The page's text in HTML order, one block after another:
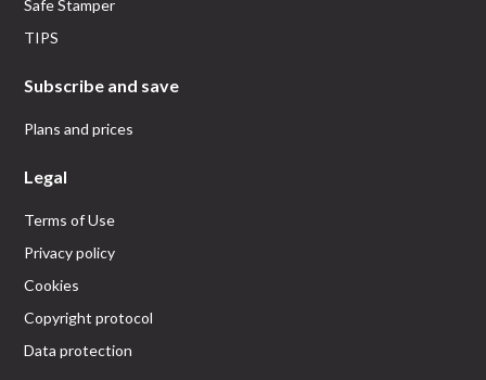
Safe Stamper
TIPS
Subscribe and save
Plans and prices
Legal
Terms of Use
Privacy policy
Cookies
Copyright protocol
Data protection